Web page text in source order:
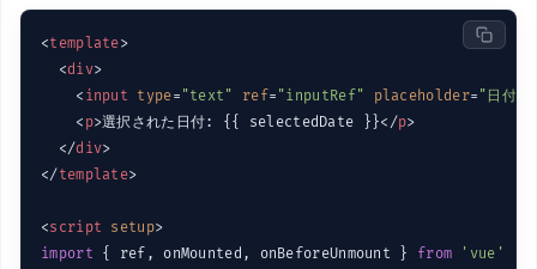
<template>
<div>
< input type= "text" ref= "inputRef" placeholder= "日付を
< p>選択された日付: {{ selectedDate }}</p>
</div>
</template>
<script setup>
import { ref, onMounted, onBeforeUnmount } from
'vue'